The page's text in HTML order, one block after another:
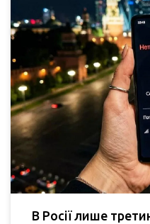
В Росії лише